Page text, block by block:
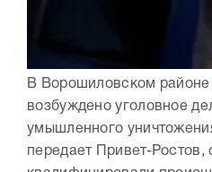
В Ворошиловском
возбуждено уголовное
умышленного
передает Привет-Ростов,